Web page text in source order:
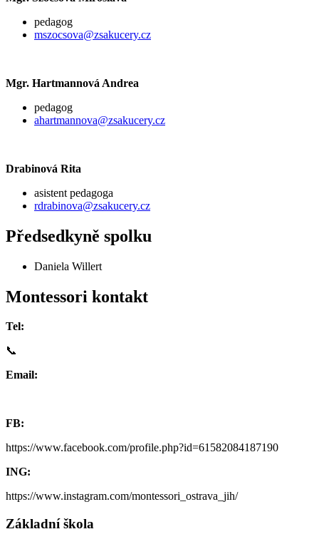
pedagog
mszocsova@zsakucery.cz
Mgr. Hartmannová Andrea
pedagog
ahartmannova@zsakucery.cz
Drabinová Rita
asistent pedagoga
rdrabinova@zsakucery.cz
Předsedkyně spolku
Daniela Willert
Montessori kontakt
Tel:
📞
Email:
FB:
https://www.facebook.com/profile.php?id=61582084187190
ING:
https://www.instagram.com/montessori_ostrava_jih/
Základní škola